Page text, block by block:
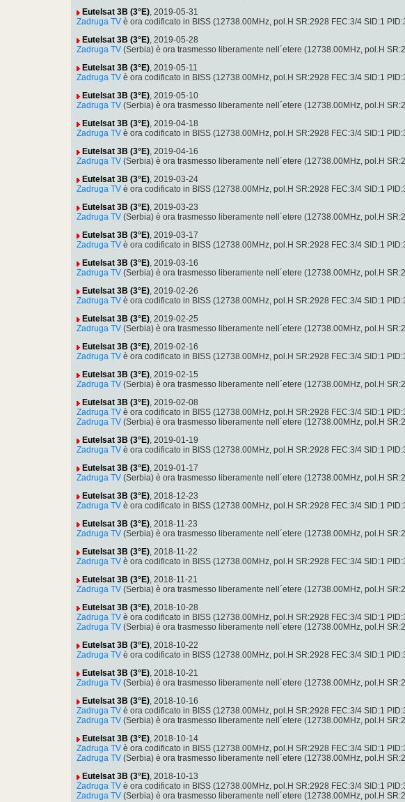
Eutelsat 3B (3°E), 2019-05-31
Zadruga TV è ora codificato in BISS (12738.00MHz, pol.H SR:2928 FEC:3/4 SID:1
Eutelsat 3B (3°E), 2019-05-28
Zadruga TV (Serbia) è ora trasmesso liberamente nell´etere (12738.00MHz, pol.H
Eutelsat 3B (3°E), 2019-05-11
Zadruga TV è ora codificato in BISS (12738.00MHz, pol.H SR:2928 FEC:3/4 SID:1
Eutelsat 3B (3°E), 2019-05-10
Zadruga TV (Serbia) è ora trasmesso liberamente nell´etere (12738.00MHz, pol.H
Eutelsat 3B (3°E), 2019-04-18
Zadruga TV è ora codificato in BISS (12738.00MHz, pol.H SR:2928 FEC:3/4 SID:1
Eutelsat 3B (3°E), 2019-04-16
Zadruga TV (Serbia) è ora trasmesso liberamente nell´etere (12738.00MHz, pol.H
Eutelsat 3B (3°E), 2019-03-24
Zadruga TV è ora codificato in BISS (12738.00MHz, pol.H SR:2928 FEC:3/4 SID:1
Eutelsat 3B (3°E), 2019-03-23
Zadruga TV (Serbia) è ora trasmesso liberamente nell´etere (12738.00MHz, pol.H
Eutelsat 3B (3°E), 2019-03-17
Zadruga TV è ora codificato in BISS (12738.00MHz, pol.H SR:2928 FEC:3/4 SID:1
Eutelsat 3B (3°E), 2019-03-16
Zadruga TV (Serbia) è ora trasmesso liberamente nell´etere (12738.00MHz, pol.H
Eutelsat 3B (3°E), 2019-02-26
Zadruga TV è ora codificato in BISS (12738.00MHz, pol.H SR:2928 FEC:3/4 SID:1
Eutelsat 3B (3°E), 2019-02-25
Zadruga TV (Serbia) è ora trasmesso liberamente nell´etere (12738.00MHz, pol.H
Eutelsat 3B (3°E), 2019-02-16
Zadruga TV è ora codificato in BISS (12738.00MHz, pol.H SR:2928 FEC:3/4 SID:1
Eutelsat 3B (3°E), 2019-02-15
Zadruga TV (Serbia) è ora trasmesso liberamente nell´etere (12738.00MHz, pol.H
Eutelsat 3B (3°E), 2019-02-08
Zadruga TV è ora codificato in BISS (12738.00MHz, pol.H SR:2928 FEC:3/4 SID:1
Zadruga TV (Serbia) è ora trasmesso liberamente nell´etere (12738.00MHz, pol.H
Eutelsat 3B (3°E), 2019-01-19
Zadruga TV è ora codificato in BISS (12738.00MHz, pol.H SR:2928 FEC:3/4 SID:1
Eutelsat 3B (3°E), 2019-01-17
Zadruga TV (Serbia) è ora trasmesso liberamente nell´etere (12738.00MHz, pol.H
Eutelsat 3B (3°E), 2018-12-23
Zadruga TV è ora codificato in BISS (12738.00MHz, pol.H SR:2928 FEC:3/4 SID:1
Eutelsat 3B (3°E), 2018-11-23
Zadruga TV (Serbia) è ora trasmesso liberamente nell´etere (12738.00MHz, pol.H
Eutelsat 3B (3°E), 2018-11-22
Zadruga TV è ora codificato in BISS (12738.00MHz, pol.H SR:2928 FEC:3/4 SID:1
Eutelsat 3B (3°E), 2018-11-21
Zadruga TV (Serbia) è ora trasmesso liberamente nell´etere (12738.00MHz, pol.H
Eutelsat 3B (3°E), 2018-10-28
Zadruga TV è ora codificato in BISS (12738.00MHz, pol.H SR:2928 FEC:3/4 SID:1
Zadruga TV (Serbia) è ora trasmesso liberamente nell´etere (12738.00MHz, pol.H
Eutelsat 3B (3°E), 2018-10-22
Zadruga TV è ora codificato in BISS (12738.00MHz, pol.H SR:2928 FEC:3/4 SID:1
Eutelsat 3B (3°E), 2018-10-21
Zadruga TV (Serbia) è ora trasmesso liberamente nell´etere (12738.00MHz, pol.H
Eutelsat 3B (3°E), 2018-10-16
Zadruga TV è ora codificato in BISS (12738.00MHz, pol.H SR:2928 FEC:3/4 SID:1
Zadruga TV (Serbia) è ora trasmesso liberamente nell´etere (12738.00MHz, pol.H
Eutelsat 3B (3°E), 2018-10-14
Zadruga TV è ora codificato in BISS (12738.00MHz, pol.H SR:2928 FEC:3/4 SID:1
Zadruga TV (Serbia) è ora trasmesso liberamente nell´etere (12738.00MHz, pol.H
Eutelsat 3B (3°E), 2018-10-13
Zadruga TV è ora codificato in BISS (12738.00MHz, pol.H SR:2928 FEC:3/4 SID:1
Zadruga TV (Serbia) è ora trasmesso liberamente nell´etere (12738.00MHz, pol.H